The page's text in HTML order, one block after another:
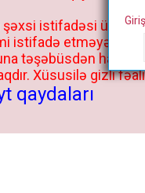
istifadəsi üçün
istifadə etməyə
təşəbüsdən
Xüsusilə gizli
qaydaları